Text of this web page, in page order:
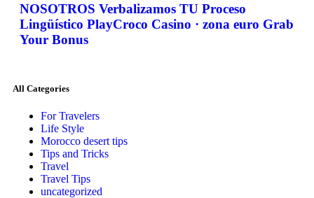
NOSOTROS Verbalizamos TU Proceso
Lingüístico PlayCroco Casino · zona euro Grab
Your Bonus
All Categories
For Travelers
Life Style
Morocco desert tips
Tips and Tricks
Travel
Travel Tips
uncategorized